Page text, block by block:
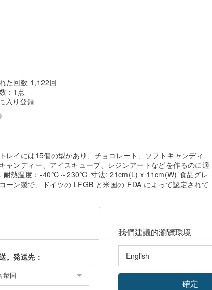
た回数 1,122回
：1点
入り登録
レイには15個の型があり、チョコレート、ソフトキャンディ
ャンディー、アイスキューブ、レジンアートなどを作るのに適
. 耐熱温度：-40℃～230℃ 寸法: 21cm(L) x 11cm(W) 食品グレ
ーン製で、ドイツの LFGB と米国の FDA によって認定されて
。発送先：
衆国
我們建議的瀏覽環境
確定